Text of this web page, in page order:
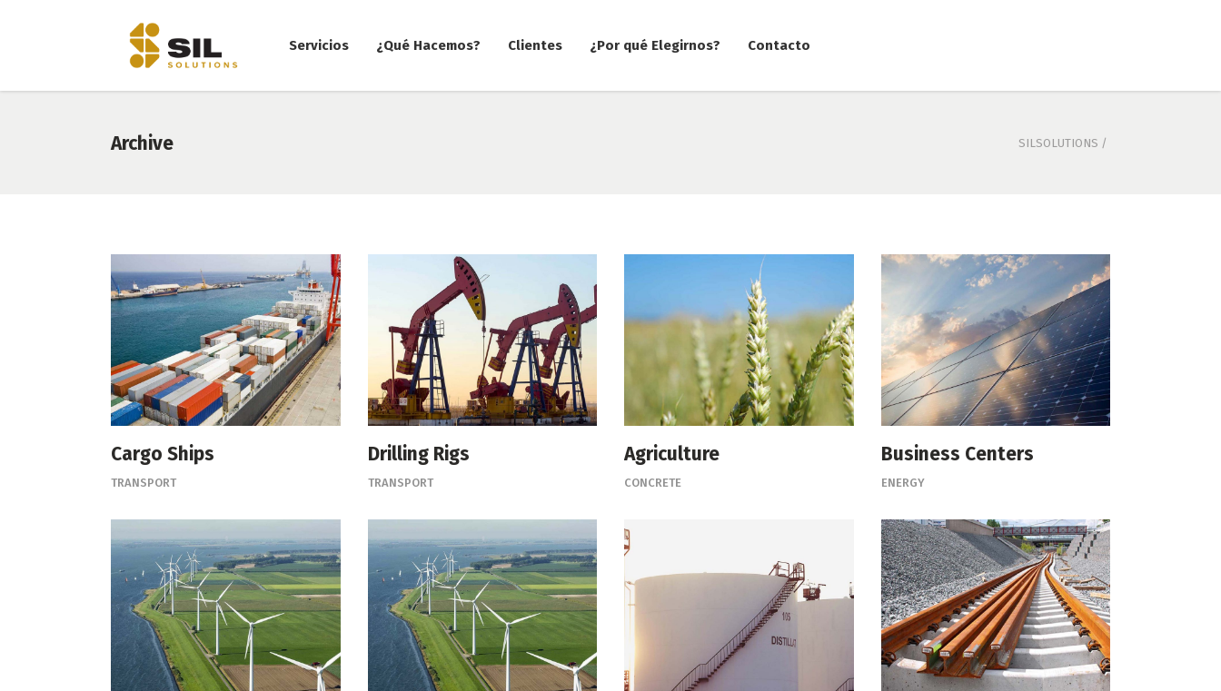
Servicios ¿Qué Hacemos? Clientes ¿Por qué Elegirnos? Contacto
Archive SILSOLUTIONS /
Cargo Ships
TRANSPORT
Drilling Rigs
TRANSPORT
Agriculture
CONCRETE
Business Centers
ENERGY